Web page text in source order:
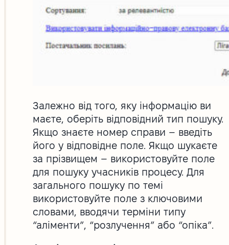
Залежно від того, яку інформацію ви
маєте, оберіть відповідний тип пошуку.
Якщо знаєте номер справи – введіть
його у відповідне поле. Якщо шукаєте
за прізвищем – використовуйте поле
для пошуку учасників процесу. Для
загального пошуку по темі
використовуйте поле з ключовими
словами, вводячи терміни типу
“аліменти”, “розлучення” або “опіка”.